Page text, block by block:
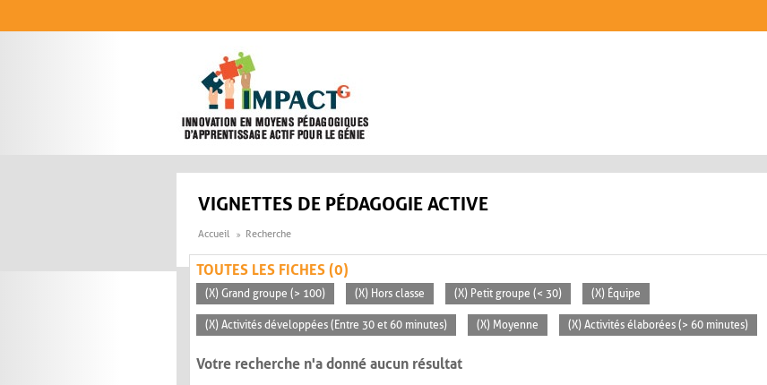
VIGNETTES DE PÉDAGOGIE ACTIVE
Accueil Recherche
TOUTES LES FICHES (0)
(X) Grand groupe (> 100) (X) Hors classe (X) Petit groupe (< 30) (X) Équipe
(X) Activités développées (Entre 30 et 60 minutes) (X) Moyenne (X) Activités élaborées (> 60 minutes)
Votre recherche n'a donné aucun résultat